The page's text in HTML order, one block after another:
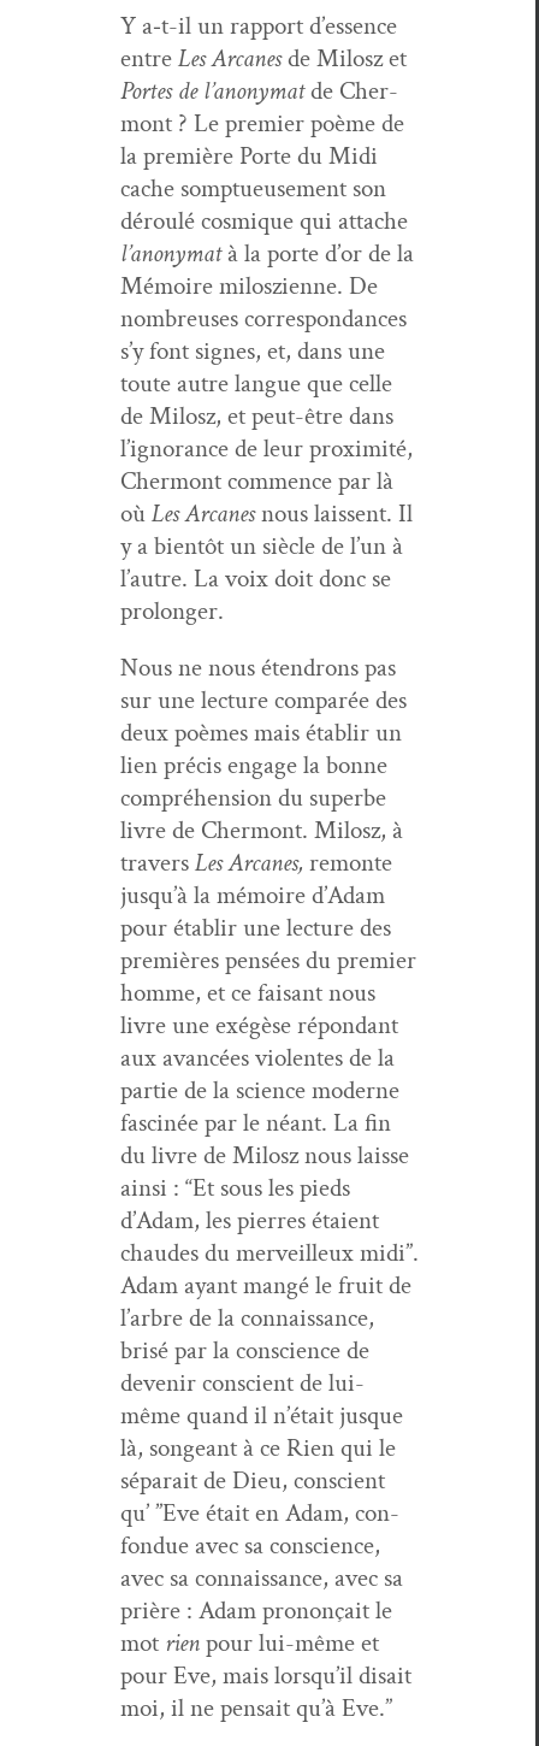
Y a‑t-il un rap­port d’essence
entreLes Arcanesde Milosz et
Portes de l’anony­matde Cher­
mont ? Le pre­mier poème de
la pre­mière Porte du Midi
cache somptueuse­ment son
déroulé cos­mique qui attache
l’anony­matà la porte d’or de la
Mémoire miloszi­enne. De
nom­breuses cor­re­spon­dances
s’y font signes, et, dans une
toute autre langue que celle
de Milosz, et peut-être dans
l’ig­no­rance de leur prox­im­ité,
Cher­mont com­mence par là
oùLes Arcanesnous lais­sent. Il
y a bien­tôt un siè­cle de l’un à
l’autre. La voix doit donc se
prolonger.
Nous ne nous éten­drons pas
sur une lec­ture com­parée des
deux poèmes mais établir un
lien pré­cis engage la bonne
com­préhen­sion du superbe
livre de Cher­mont. Milosz, à
tra­versLes Arcanes, remonte
jusqu’à la mémoire d’Adam
pour établir une lec­ture des
pre­mières pen­sées du pre­mier
homme, et ce faisant nous
livre une exégèse répon­dant
aux avancées vio­lentes de la
par­tie de la sci­ence mod­erne
fascinée par le néant. La fin
du livre de Milosz nous laisse
ain­si : “Et sous les pieds
d’Adam, les pier­res étaient
chaudes du mer­veilleux midi”.
Adam ayant mangé le fruit de
l’ar­bre de la con­nais­sance,
brisé par la con­science de
devenir con­scient de lui-
même quand il n’é­tait jusque
là, songeant à ce Rien qui le
séparait de Dieu, con­scient
qu’ ”Eve était en Adam, con­
fon­due avec sa con­science,
avec sa con­nais­sance, avec sa
prière : Adam prononçait le
mot rienpour lui-même et
pour Eve, mais lorsqu’il dis­ait
moi, il ne pen­sait qu’à Eve.”